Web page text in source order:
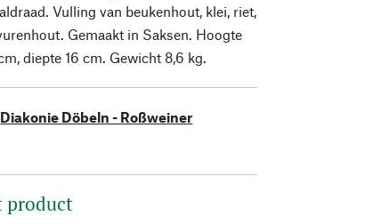
Vulling van beukenhout, klei, riet,
Gemaakt in Saksen. Hoogte
diepte 16 cm. Gewicht 8,6 kg.
Diakonie Döbeln - Roßweiner
product